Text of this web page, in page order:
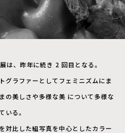
は、昨年に続き 2 回目となる。
グラファーとしてフェミニズムにま
の美しさや多様な美 について多様な
いる。
対比した組写真を中心としたカラー